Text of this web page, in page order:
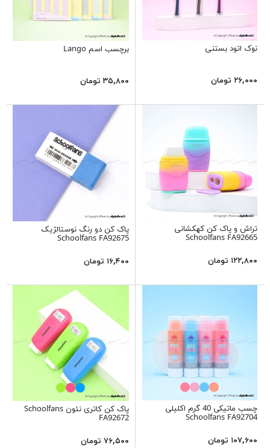
نوک اتود بستنی
۲۶,۰۰۰ تومان
برچسب اسم Lango
۳۵,۸۰۰ تومان
تراش و پاک کن کهکشانی
Schoolfans FA92665
۱۲۲,۸۰۰ تومان
پاک کن دو رنگ نوستالژیک
Schoolfans FA92675
۱۶,۴۰۰ تومان
چسب ماتیکی 40 گرم اکلیلی
Schoolfans FA92704
۱۰۷,۶۰۰ تومان
پاک کن کاتری نئون Schoolfans
FA92672
۷۶,۵۰۰ تومان